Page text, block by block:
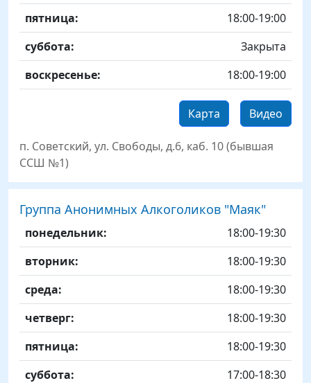
пятница:
18:00-19:00
суббота:
Закрыта
воскресенье:
18:00-19:00
Видео
Карта
п. Советский, ул. Свободы, д.6, каб. 10 (бывшая
ССШ №1)
Группа Анонимных Алкоголиков "Маяк"
понедельник:
18:00-19:30
вторник:
18:00-19:30
среда:
18:00-19:30
четверг:
18:00-19:30
пятница:
18:00-19:30
суббота:
17:00-18:30